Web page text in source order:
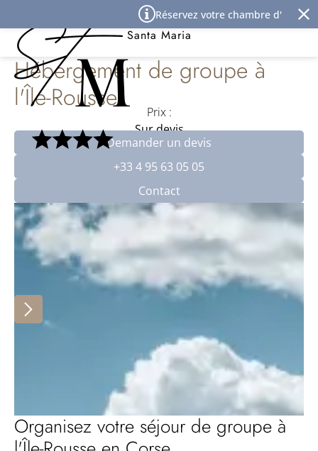
Réservez votre chambre d'hôtel à
Best Western Premier Hôtel
Santa Maria
Hébergement de groupe à
l'Île-Rousse
Prix :
Sur devis
Demander un devis
+33 4 95 63 05 05
Contact
Organisez votre séjour de groupe à
Panneau de gestion des cookies